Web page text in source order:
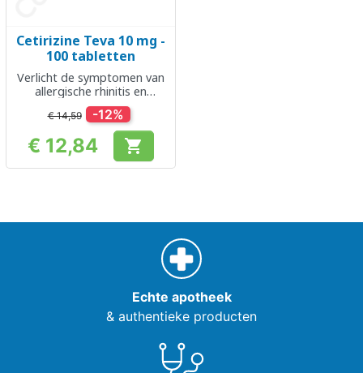
Cetirizine Teva 10 mg -
100 tabletten
Verlicht de symptomen van
allergische rhinitis en
urticaria
€ 14,59 -12%
Prijs
€ 12,84 
Echte apotheek
& authentieke producten